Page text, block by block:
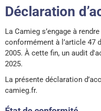
Déclaration
La Camieg s’engage à
conformément à l’article 47
2005. À cette fin, un audit
2025.
La présente déclaration
camieg.fr.